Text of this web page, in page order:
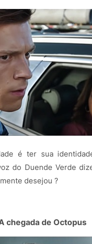
é ter sua
do Duende Verde
desejou ?
chegada de Octopus